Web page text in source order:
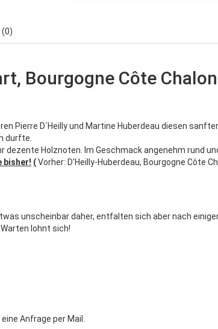
(0)
Bourgogne Côte
Pierre D´Heilly und Martine Huberdeau diesen
durfte.
dezente Holznoten. Im Geschmack angenehm rund
bisher! (Vorher: D'Heilly-Huberdeau, Bourgogne Côte
unscheinbar daher, entfalten sich aber nach
lohnt sich!
Anfrage per Mail.